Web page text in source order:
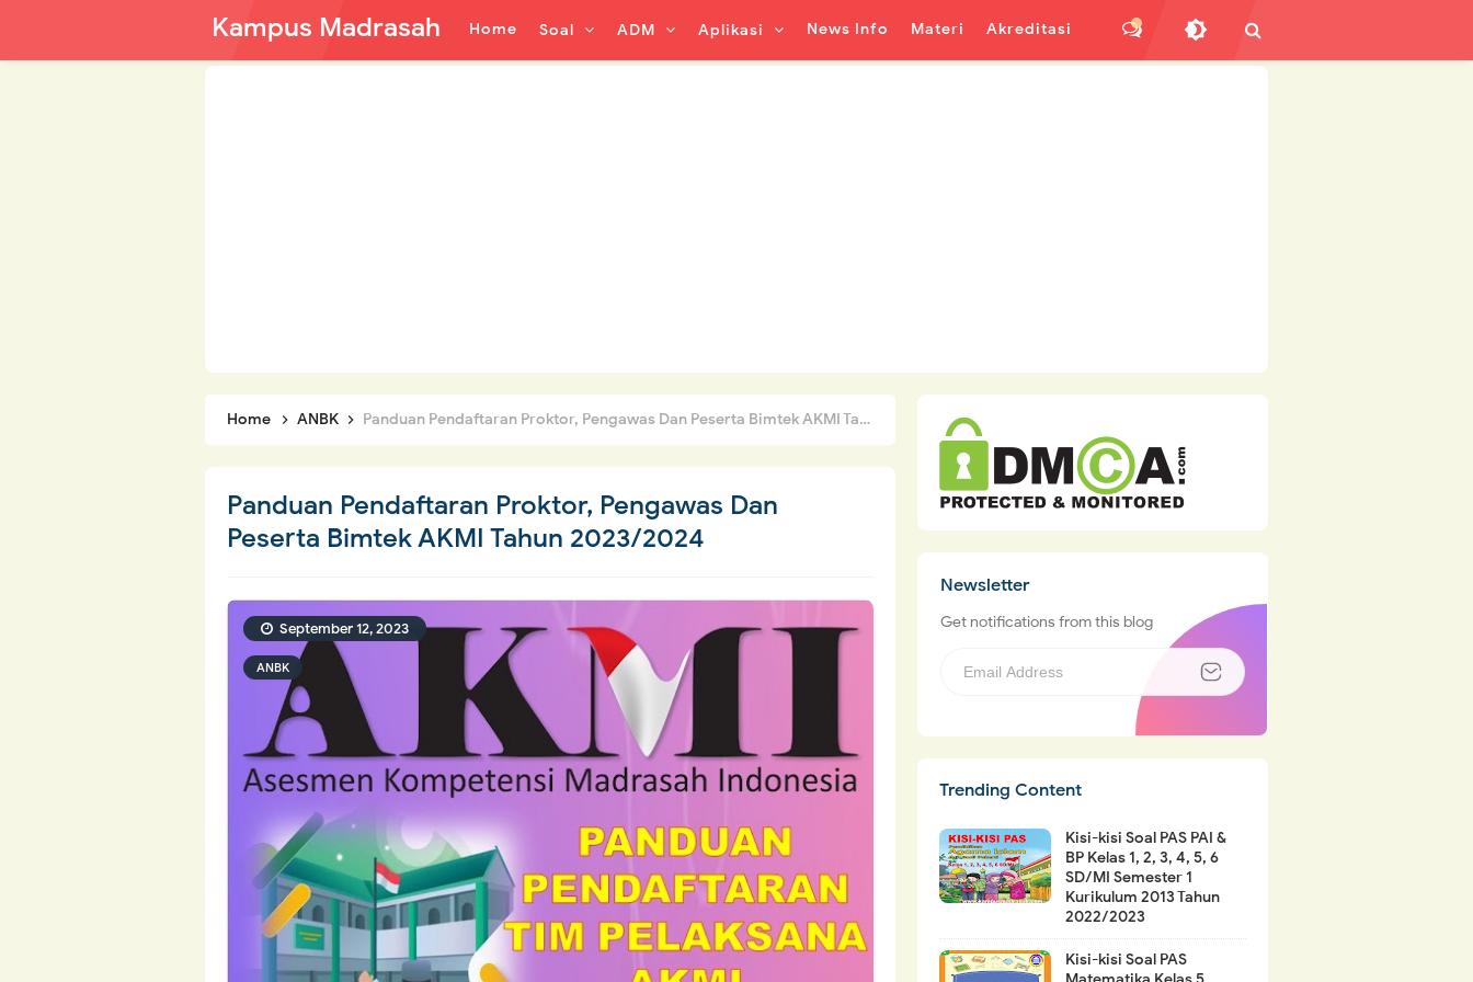
Kampus Madrasah Home Soal ADM Aplikasi News Info Materi Akreditasi
Home ANBK Panduan Pendaftaran Proktor, Pengawas Dan Peserta Bimtek AKMI Tahun 2023/2024
Panduan Pendaftaran Proktor, Pengawas Dan
Peserta Bimtek AKMI Tahun 2023/2024
ANBK
September 12, 2023
Newsletter
Get notifications from this blog
Trending Content
Kisi-kisi Soal PAS PAI &
BP Kelas 1, 2, 3, 4, 5, 6
SD/MI Semester 1
Kurikulum 2013 Tahun
2022/2023
Kisi-kisi Soal PAS